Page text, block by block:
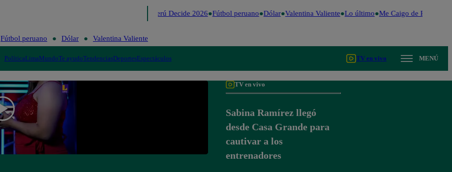
Perú Decide 2026 Fútbol peruano Dólar Valentina Valiente Lo último Me Caigo de Risa
Fútbol peruano Dólar Valentina Valiente
PolíticaLimaMundoTe ayudoTendenciasDeportesEspectáculos TV en vivo MENÚ
TV en vivo
Sabina Ramírez llegó
desde Casa Grande para
cautivar a los
entrenadores